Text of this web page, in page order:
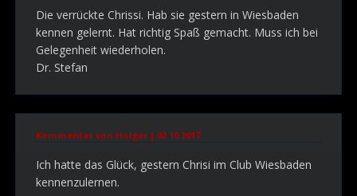
Die verrückte Chrissi. Hab sie gestern in Wiesbaden
kennen gelernt. Hat richtig Spaß gemacht. Muss ich bei
Gelegenheit wiederholen.
Dr. Stefan
Kommentar von Holger | 02.10.2017
Ich hatte das Glück, gestern Chrisi im Club Wiesbaden
kennenzulernen.